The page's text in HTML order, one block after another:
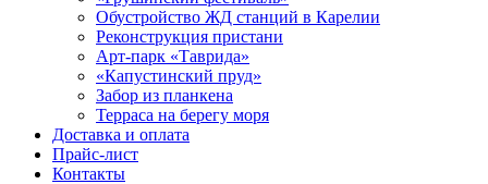
Обустройство ЖД станций в Карелии
Реконструкция пристани
Арт-парк «Таврида»
«Капустинский пруд»
Забор из планкена
Терраса на берегу моря
Доставка и оплата
Прайс-лист
Контакты